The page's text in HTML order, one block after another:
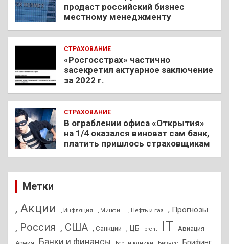
продаст российский бизнес
местному менеджменту
СТРАХОВАНИЕ
«Росгосстрах» частично
засекретил актуарное заключение
за 2022 г.
СТРАХОВАНИЕ
В ограблении офиса «Открытия»
на 1/4 оказался виноват сам банк,
платить пришлось страховщикам
Метки
, Акции , Инфляция , Минфин , Нефть и газ , Прогнозы
, Россия , США , Санкции , ЦБ brent IT Авиация